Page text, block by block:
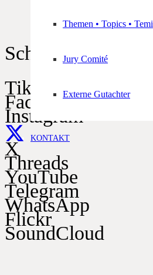
Themen • Topics • Temi
Jury Comité
Externe Gutachter
KONTAKT
Schützen im Netz
TikTok
Facebook
Instagram
X
Threads
YouTube
Telegram
WhatsApp
Flickr
SoundCloud